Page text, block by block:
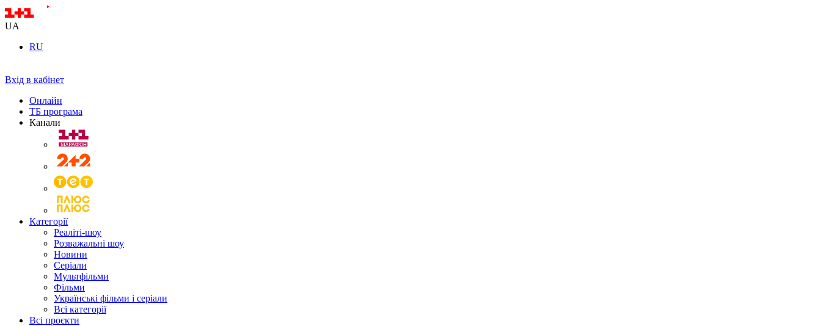
UA
RU
Вхід в кабінет
Онлайн
ТБ програма
Канали
Категорії
Реаліті-шоу
Розважальні шоу
Новини
Серіали
Мультфільми
Фільми
Українські фільми і серіали
Всі категорії
Всі проєкти